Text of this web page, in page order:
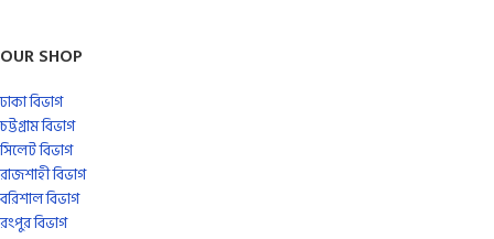
OUR SHOP
ঢাকা বিভাগ
চট্টগ্রাম বিভাগ
সিলেট বিভাগ
রাজশাহী বিভাগ
বরিশাল বিভাগ
রংপুর বিভাগ